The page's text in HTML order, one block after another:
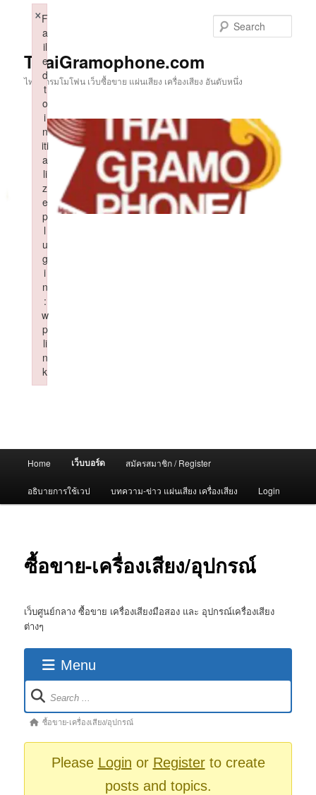
ThaiGramophone.com
ไทยแกรมโมโฟน เว็บซื้อขาย แผ่นเสียง เครื่องเสียง อันดับหนึ่ง
Home เว็บบอร์ด สมัครสมาชิก / Register
อธิบายการใช้เวป บทความ-ข่าว แผ่นเสียง เครื่องเสียง Login
ซื้อขาย-เครื่องเสียง/อุปกรณ์
เว็บศูนย์กลาง ซื้อขาย เครื่องเสียงมือสอง และ อุปกรณ์เครื่องเสียง
ต่างๆ
Menu
Forum
Navigation
Forumซื้อขาย-เครื่องเสียง/อุปกรณ์
Please Login or Registerto create
posts and topics.
F
a
il
e
d
t
o
i
n
iti
a
li
z
e
p
l
u
g
i
n
:
w
p
li
n
k
×
Failed to initialize plugin: wplink